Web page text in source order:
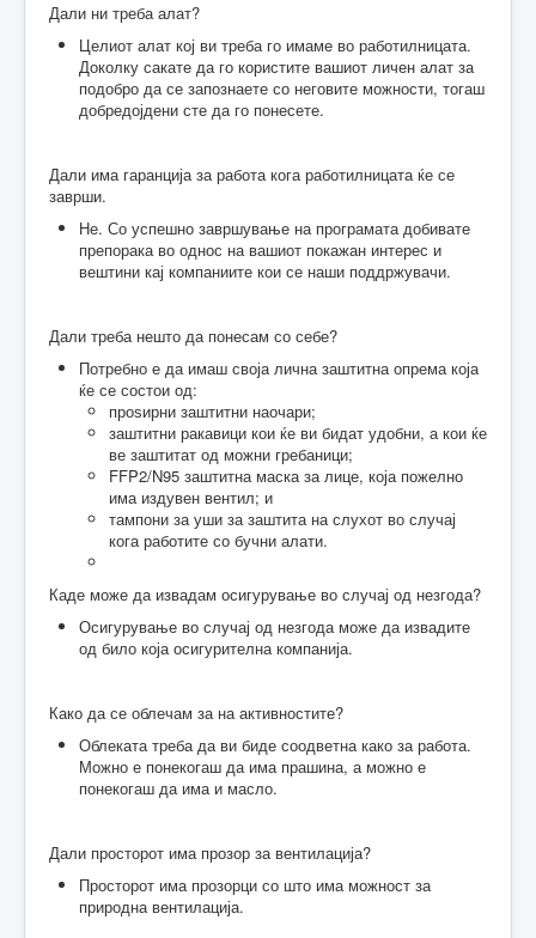
Дали ни треба алат?
Целиот алат кој ви треба го имаме во работилницата.
Доколку сакате да го користите вашиот личен алат за
подобро да се запознаете со неговите можности, тогаш
добредојдени сте да го понесете.
Дали има гаранција за работа кога работилницата ќе се
заврши.
Не. Со успешно завршување на програмата добивате
препорака во однос на вашиот покажан интерес и
вештини кај компаниите кои се наши поддржувачи.
Дали треба нешто да понесам со себе?
Потребно е да имаш своја лична заштитна опрема која
ќе се состои од:
проѕирни заштитни наочари;
заштитни ракавици кои ќе ви бидат удобни, а кои ќе
ве заштитат од можни гребаници;
FFP2/N95 заштитна маска за лице, која пожелно
има издувен вентил; и
тампони за уши за заштита на слухот во случај
кога работите со бучни алати.
Каде може да извадам осигурување во случај од незгода?
Осигурување во случај од незгода може да извадите
од било која осигурителна компанија.
Како да се облечам за на активностите?
Облеката треба да ви биде соодветна како за работа.
Можно е понекогаш да има прашина, а можно е
понекогаш да има и масло.
Дали просторот има прозор за вентилација?
Просторот има прозорци со што има можност за
природна вентилација.